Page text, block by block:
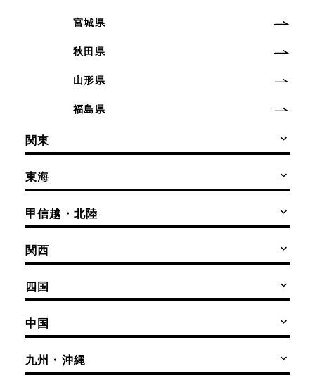
宮城県
秋田県
山形県
福島県
関東
東海
甲信越・北陸
関西
四国
中国
九州・沖縄